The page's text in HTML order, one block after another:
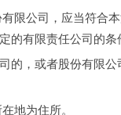
公司，应当符合本
的有限责任公司的条
，或者股份有限公
地为住所。